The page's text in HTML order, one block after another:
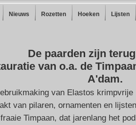
Nieuws Rozetten Hoeken Lijsten
De paarden zijn
van o.a. de
A'dam.
van Elastos
van pilaren, ornamenten en
Timpaan, dat jarenlang het